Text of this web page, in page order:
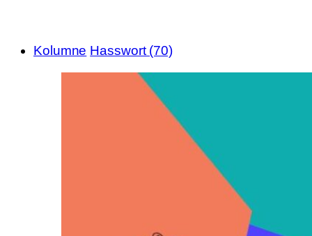
Kolumne Hasswort (70)